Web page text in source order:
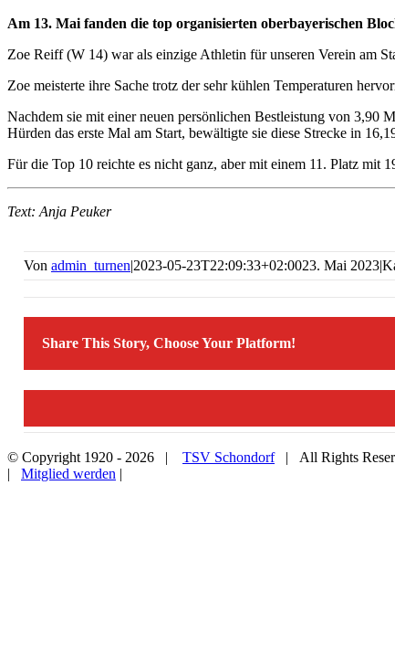
Bild
Am 13. Mai fanden die top organisierten oberbayerischen
Zoe Reiff (W 14) war als einzige Athletin für unseren Verein am
Zoe meisterte ihre Sache trotz der sehr kühlen Temperaturen
Nachdem sie mit einer neuen persönlichen Bestleistung von
Hürden das erste Mal am Start, bewältigte sie diese Strecke in
Für die Top 10 reichte es nicht ganz, aber mit einem 11. Platz
Text: Anja Peuker
Von admin_turnen|2023-05-23T22:09:33+02:0023. Mai 2023|
Share This Story, Choose Your Platform!
© Copyright 1920 - 2026 | TSV Schondorf| All Rights
| Mitglied werden |